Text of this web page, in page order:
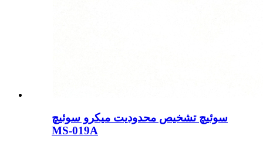
سوئیچ تشخیص محدودیت میکرو سوئیچ
MS-019A